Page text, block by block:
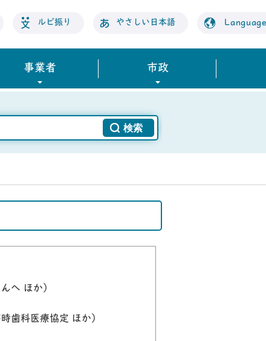
ルビ振り やさしい日本語 Language
事業者 市政
へ ほか）
歯科医療協定 ほか）